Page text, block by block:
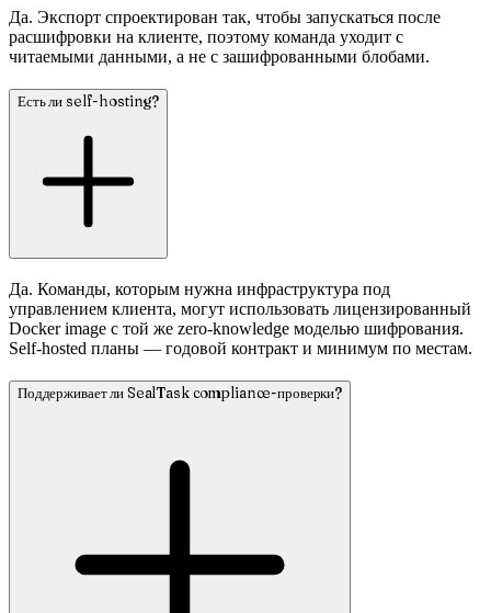
Да. Экспорт спроектирован так, чтобы запускаться после
расшифровки на клиенте, поэтому команда уходит с
читаемыми данными, а не с зашифрованными блобами.
Есть ли self-hosting?
Да. Команды, которым нужна инфраструктура под
управлением клиента, могут использовать лицензированный
Docker image с той же zero-knowledge моделью шифрования.
Self-hosted планы — годовой контракт и минимум по местам.
Поддерживает ли SealTask compliance-проверки?